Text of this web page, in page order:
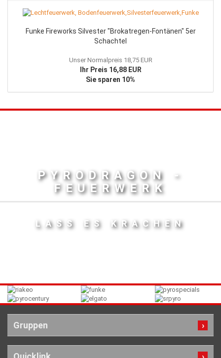
Funke Fireworks Silvester "Brokatregen-Fontänen" 5er
Schachtel
Unser Normalpreis 18,75 EUR
Ihr Preis 16,88 EUR
Sie sparen 10%
PYRODRAGON -
FEUERWERK
LASS ES KRACHEN
Gruppen